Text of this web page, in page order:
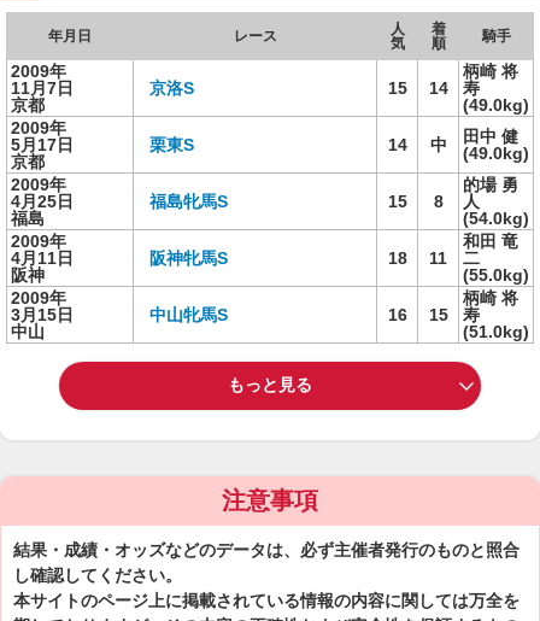
年月日 レース
人
気
着
順
騎手
2009年
11月7日
京都
京洛S 15 14
柄崎 将
寿
(49.0kg)
2009年
5月17日
京都
栗東S 14 中
田中 健
(49.0kg)
2009年
4月25日
福島
福島牝馬S 15 8
的場 勇
人
(54.0kg)
2009年
4月11日
阪神
阪神牝馬S 18 11
和田 竜
二
(55.0kg)
2009年
3月15日
中山
中山牝馬S 16 15
柄崎 将
寿
(51.0kg)
もっと見る
注意事項
結果・成績・オッズなどのデータは、必ず主催者発行のものと照合
し確認してください。
本サイトのページ上に掲載されている情報の内容に関しては万全を